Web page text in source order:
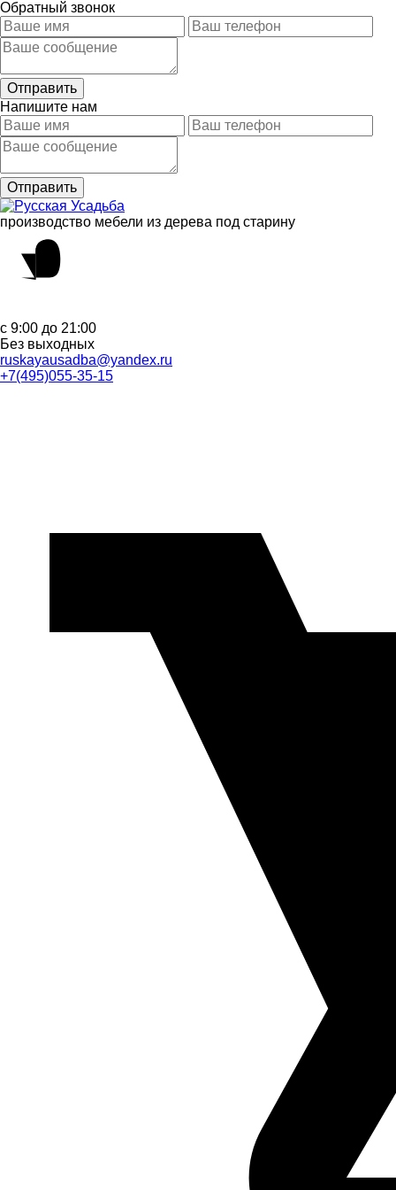
Обратный звонок
Напишите нам
производство мебели из дерева под старину
с 9:00 до 21:00
Без выходных
ruskayausadba@yandex.ru
+7(495)055-35-15